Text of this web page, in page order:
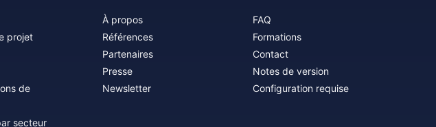
projet
de
secteur
À propos
Références
Partenaires
Presse
Newsletter
FAQ
Formations
Contact
Notes de version
Configuration requise